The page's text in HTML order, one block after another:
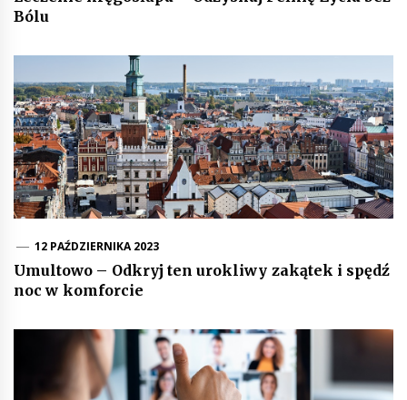
Bólu
12 PAŹDZIERNIKA 2023
Umultowo – Odkryj ten urokliwy zakątek i spędź
noc w komforcie